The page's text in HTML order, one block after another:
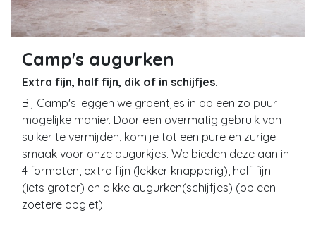
Camp's augurken
Extra fijn, half fijn, dik of in schijfjes.
Bij Camp's leggen we groentjes in op een zo puur
mogelijke manier. Door een overmatig gebruik van
suiker te vermijden, kom je tot een pure en zurige
smaak voor onze augurkjes. We bieden deze aan in
4 formaten, extra fijn (lekker knapperig), half fijn
(iets groter) en dikke augurken(schijfjes) (op een
zoetere opgiet).